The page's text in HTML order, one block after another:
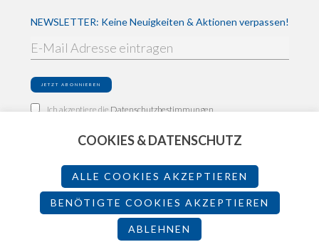
NEWSLETTER: Keine Neuigkeiten & Aktionen verpassen!
Ich akzeptiere die Datenschutzbestimmungen
Impressum
Datenschutz
Teilnahmebedingungen
COOKIES & DATENSCHUTZ
ALLE COOKIES AKZEPTIEREN
BENÖTIGTE COOKIES AKZEPTIEREN
ABLEHNEN